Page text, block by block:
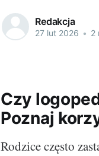
Redakcja
27 lut 2026 • 2
Czy
Poznaj
Rodzice często